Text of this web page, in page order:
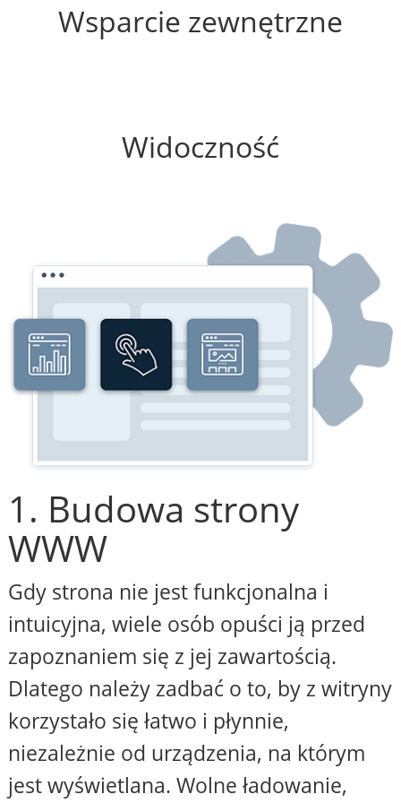
Wsparcie zewnętrzne
Widoczność
1. Budowa strony
WWW
Gdy strona nie jest funkcjonalna i
intuicyjna, wiele osób opuści ją przed
zapoznaniem się z jej zawartością.
Dlatego należy zadbać o to, by z witryny
korzystało się łatwo i płynnie,
niezależnie od urządzenia, na którym
jest wyświetlana. Wolne ładowanie,